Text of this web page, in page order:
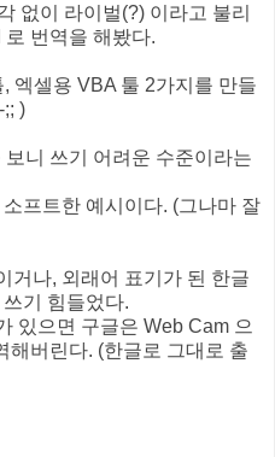
없이 라이벌(?) 이라고 불리
로 번역을 해봤다.
엑셀용 VBA 툴 2가지를 만들
)
니 쓰기 어려운 수준이라는
프트한 예시이다. (그나마 잘
거나, 외래어 표기가 된 한글
기 힘들었다.
있으면 구글은 Web Cam 으
해버린다. (한글로 그대로 출